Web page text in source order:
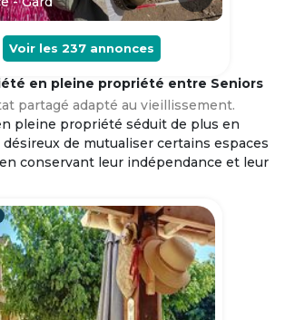
Voir les 237 annonces
en pleine propriété entre Seniors
partagé adapté au vieillissement.
pleine propriété séduit de plus en
de mutualiser certains espaces
conservant leur indépendance et leur